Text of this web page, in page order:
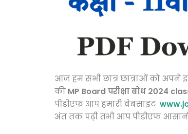
आज हम सभी छात्र छात्राओं को अपने
की MP Board परीक्षा बोध 2024
पीडीएफ आप हमारी वेबसाइट
अंत तक पढ़ी तभी आप पीडीएफ